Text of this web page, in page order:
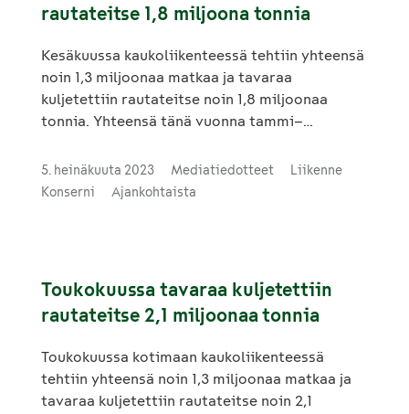
rautateitse 1,8 miljoona tonnia
Kesäkuussa kaukoliikenteessä tehtiin yhteensä
noin 1,3 miljoonaa matkaa ja tavaraa
kuljetettiin rautateitse noin 1,8 miljoonaa
tonnia. Yhteensä tänä vuonna tammi–
kaukoliikenteen matkaa ja tavaraa kuljetettu
rautateitse 11,8 miljoonaa tonnia.
5. heinäkuuta 2023 Mediatiedotteet
Liikenne
Konserni
Ajankohtaista
Toukokuussa tavaraa kuljetettiin
rautateitse 2,1 miljoonaa tonnia
Toukokuussa kotimaan kaukoliikenteessä
tehtiin yhteensä noin 1,3 miljoonaa matkaa ja
tavaraa kuljetettiin rautateitse noin 2,1